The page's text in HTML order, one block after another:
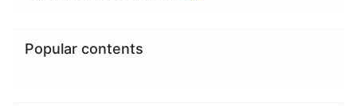
Popular contents